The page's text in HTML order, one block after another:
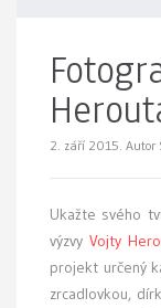
2. září 2015. Autor
Ukažte svého
výzvyVojty
projekt určený
zrcadlovkou,